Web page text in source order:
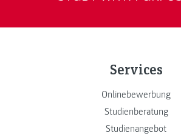
Services
Onlinebewerbung
Studienberatung
Studienangebot